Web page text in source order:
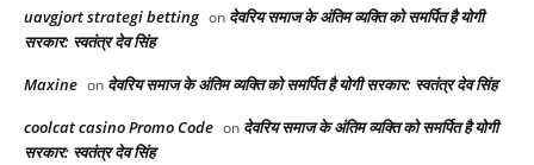
uavgjort strategi betting on देवरिय समाज के अंतिम व्यक्ति को समर्पित है योगी
सरकार: स्वतंत्र देव सिंह
Maxine on देवरिय समाज के अंतिम व्यक्ति को समर्पित है योगी सरकार: स्वतंत्र देव सिंह
coolcat casino Promo Code on देवरिय समाज के अंतिम व्यक्ति को समर्पित है योगी
सरकार: स्वतंत्र देव सिंह